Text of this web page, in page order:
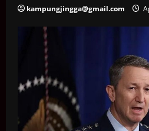
kampungjingga@gmail.com